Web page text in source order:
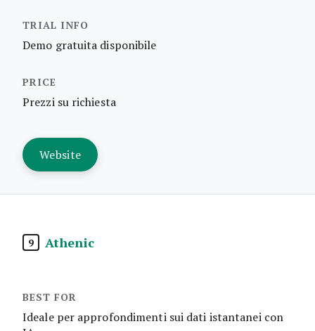
Demo gratuita disponibile
Prezzi su richiesta
Website
9 Athenic
Ideale per approfondimenti sui dati istantanei con